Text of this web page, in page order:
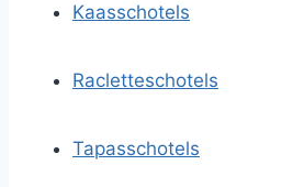
Kaasschotels
Racletteschotels
Tapasschotels